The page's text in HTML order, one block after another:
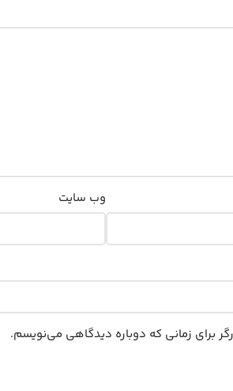
وب‌ سایت
برای زمانی که دوباره دیدگاهی می‌نویسم.